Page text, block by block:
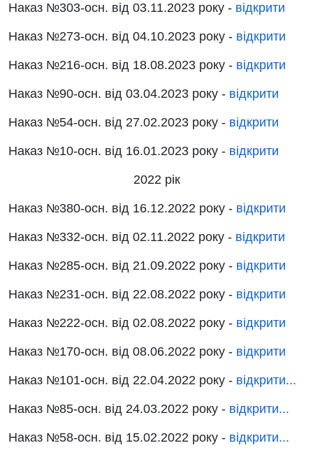
Наказ №303-осн. від 03.11.2023 року - відкрити
Наказ №273-осн. від 04.10.2023 року - відкрити
Наказ №216-осн. від 18.08.2023 року - відкрити
Наказ №90-осн. від 03.04.2023 року - відкрити
Наказ №54-осн. від 27.02.2023 року - відкрити
Наказ №10-осн. від 16.01.2023 року - відкрити
2022 рік
Наказ №380-осн. від 16.12.2022 року - відкрити
Наказ №332-осн. від 02.11.2022 року - відкрити
Наказ №285-осн. від 21.09.2022 року - відкрити
Наказ №231-осн. від 22.08.2022 року - відкрити
Наказ №222-осн. від 02.08.2022 року - відкрити
Наказ №170-осн. від 08.06.2022 року - відкрити
Наказ №101-осн. від 22.04.2022 року - відкрити...
Наказ №85-осн. від 24.03.2022 року - відкрити...
Наказ №58-осн. від 15.02.2022 року - відкрити...